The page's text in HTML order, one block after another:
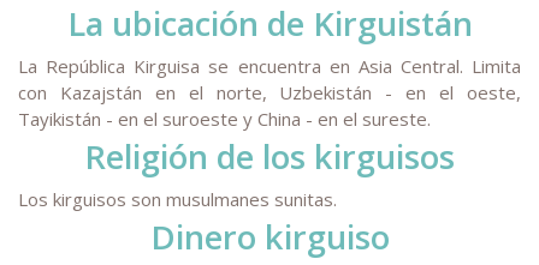
La ubicación de Kirguistán
La República Kirguisa se encuentra en Asia Central. Limita
con Kazajstán en el norte, Uzbekistán - en el oeste,
Tayikistán - en el suroeste y China - en el sureste.
Religión de los kirguisos
Los kirguisos son musulmanes sunitas.
Dinero kirguiso